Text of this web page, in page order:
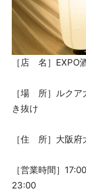
［店 名］EXPO
［場 所］ルクア
き抜け
［住 所］大阪府
［営業時間］
23:00